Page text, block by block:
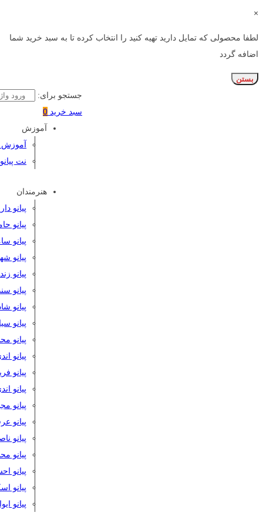
×
لطفا محصولی که تمایل دارید تهیه کنید را انتخاب کرده تا به سبد خرید شما
اضافه گردد
بستن
جستجو برای:
سبد خرید 0
آموزش
آموزش
نت پیانو
هنرمندان
پیانو
پیانو
پیانو
پیانو
پیانو
پیانو
پیانو
پیانو
پیانو
پیانو
پیانو
پیانو
پیانو
پیانو
پیانو
پیانو
پیانو
پیانو
پیانو